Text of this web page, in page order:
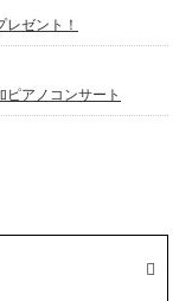
レゼント！
アノコンサート